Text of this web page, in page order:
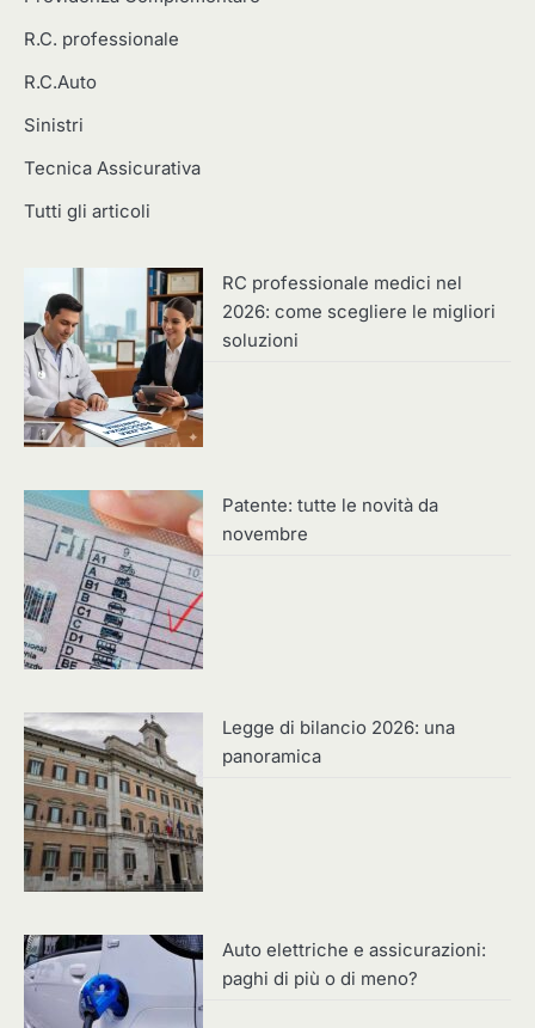
R.C. professionale
R.C.Auto
Sinistri
Tecnica Assicurativa
Tutti gli articoli
RC professionale medici nel
2026: come scegliere le migliori
soluzioni
Patente: tutte le novità da
novembre
Legge di bilancio 2026: una
panoramica
Auto elettriche e assicurazioni:
paghi di più o di meno?